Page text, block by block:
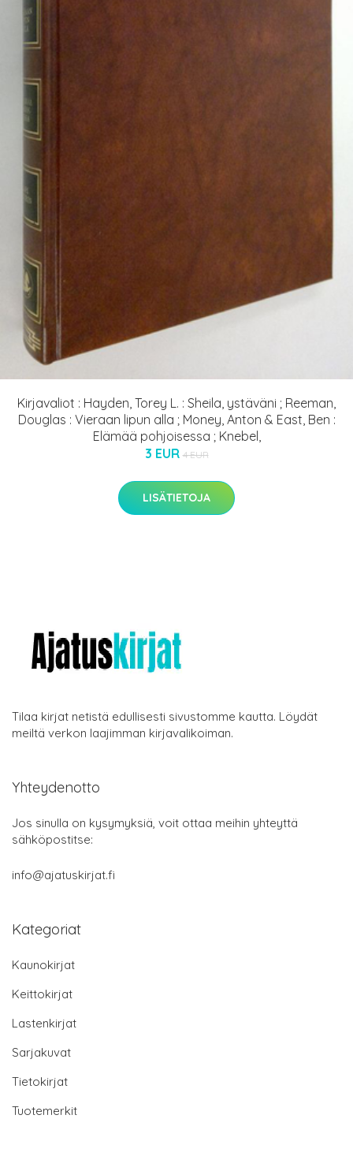
Kirjavaliot : Hayden, Torey L. : Sheila, ystäväni ; Reeman,
Douglas : Vieraan lipun alla ; Money, Anton & East, Ben :
Elämää pohjoisessa ; Knebel,
3 EUR 4 EUR
LISÄTIETOJA
Tilaa kirjat netistä edullisesti sivustomme kautta. Löydät
meiltä verkon laajimman kirjavalikoiman.
Yhteydenotto
Jos sinulla on kysymyksiä, voit ottaa meihin yhteyttä
sähköpostitse:
info@ajatuskirjat.fi
Kategoriat
Kaunokirjat
Keittokirjat
Lastenkirjat
Sarjakuvat
Tietokirjat
Tuotemerkit